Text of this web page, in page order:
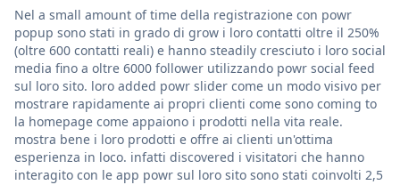
Nel a small amount of time della registrazione con powr
popup sono stati in grado di grow i loro contatti oltre il 250%
(oltre 600 contatti reali) e hanno steadily cresciuto i loro social
media fino a oltre 6000 follower utilizzando powr social feed
sul loro sito. loro added powr slider come un modo visivo per
mostrare rapidamente ai propri clienti come sono coming to
la homepage come appaiono i prodotti nella vita reale.
mostra bene i loro prodotti e offre ai clienti un'ottima
esperienza in loco. infatti discovered i visitatori che hanno
interagito con le app powr sul loro sito sono stati coinvolti 2,5